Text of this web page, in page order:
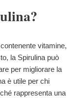
vitamine,
la Spirulina può
per migliorare la
è utile per chi
rappresenta una